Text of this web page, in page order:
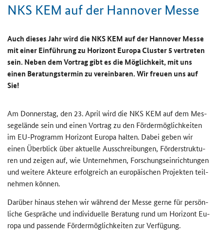
NKS KEM auf der Han­no­ver Messe
Auch die­ses Jahr wird die NKS KEM auf der Han­no­ver Messe
mit einer Ein­füh­rung zu Ho­ri­zont Eu­ro­paCluster5 ver­tre­ten
sein. Neben dem Vor­trag gibt es die Mög­lich­keit, mit uns
einen Be­ra­tungs­ter­min zu ver­ein­ba­ren. Wir freu­en uns auf
Sie!
Am Don­ners­tag, den 23. April wird die NKS KEM auf dem Mes­
se­ge­län­de sein und einen Vor­trag zu den För­der­mög­lich­kei­ten
im EU-​Programm Ho­ri­zont Eu­ro­pa hal­ten. Dabei geben wir
einen Über­blick über ak­tu­el­le Aus­schrei­bun­gen, För­der­struk­tu­
ren und zei­gen auf, wie Un­ter­neh­men, For­schungs­ein­rich­tun­gen
und wei­te­re Ak­teu­re er­folg­reich an eu­ro­päi­schen Pro­jek­ten teil­
neh­men kön­nen.
Dar­über hin­aus ste­hen wir wäh­rend der Messe gerne für per­sön­
li­che Ge­sprä­che und in­di­vi­du­el­le Be­ra­tung rund um Ho­ri­zont Eu­
ro­pa und pas­sen­de För­der­mög­lich­kei­ten zur Ver­fü­gung.